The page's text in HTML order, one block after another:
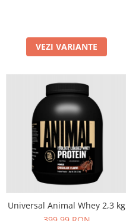
VEZI VARIANTE
Universal Animal Whey 2,3 kg